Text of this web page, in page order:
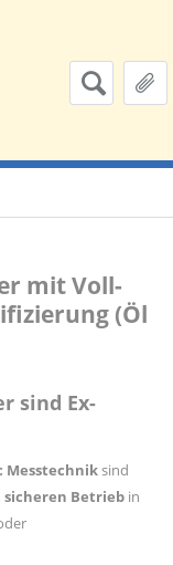
mit Voll-
(Öl
sind Ex-
Messtechniksind
sicheren Betrieb in